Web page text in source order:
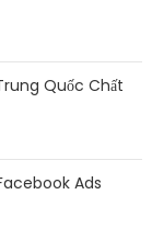
Quốc Chất
Ads